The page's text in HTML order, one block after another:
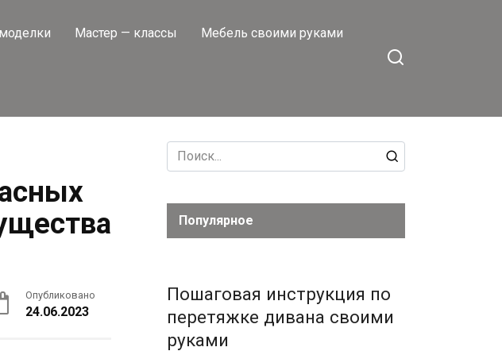
Мастер — классы Мебель своими руками
Опубликовано
24.06.2023
Search
for:
Популярное
Пошаговая инструкция по
перетяжке дивана своими
руками